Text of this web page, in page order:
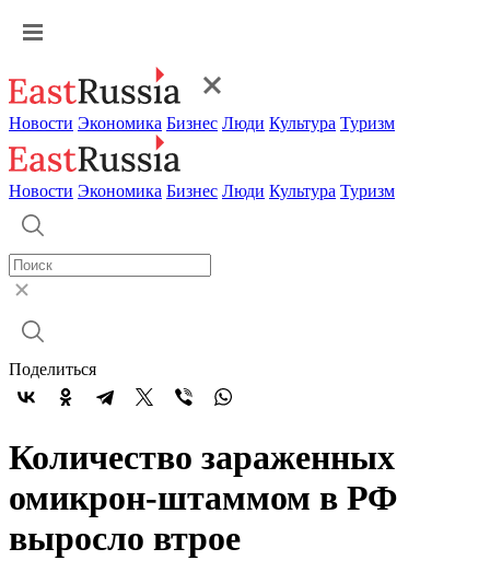
Новости Экономика Бизнес Люди Культура Туризм
Новости Экономика Бизнес Люди Культура Туризм
Поделиться
Количество зараженных
омикрон-штаммом в РФ
выросло втрое